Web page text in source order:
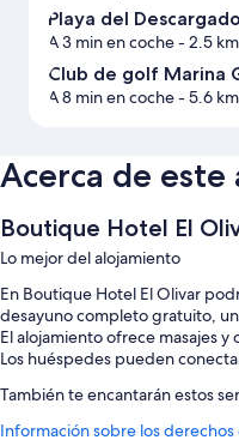
Playa del
A 3 min en coche- 2.5 km
Club de golf Marina
A 8 min en coche- 5.6 km
Acerca de
Boutique Hotel El
Lo mejor del alojamiento
En Boutique Hotel El Olivar
desayuno completo gratuito,
El alojamiento ofrece masajes
Los huéspedes pueden
También te encantarán estos
Aparcamiento (de pago),
Información sobre los